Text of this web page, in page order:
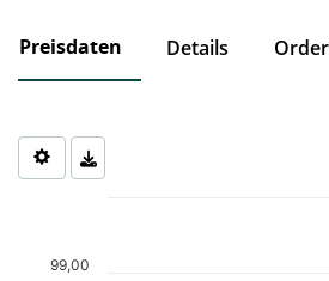
Preisdaten Details
Chart
The chart has 1 X axis displaying
The chart has 1 Y axis displaying
99,00